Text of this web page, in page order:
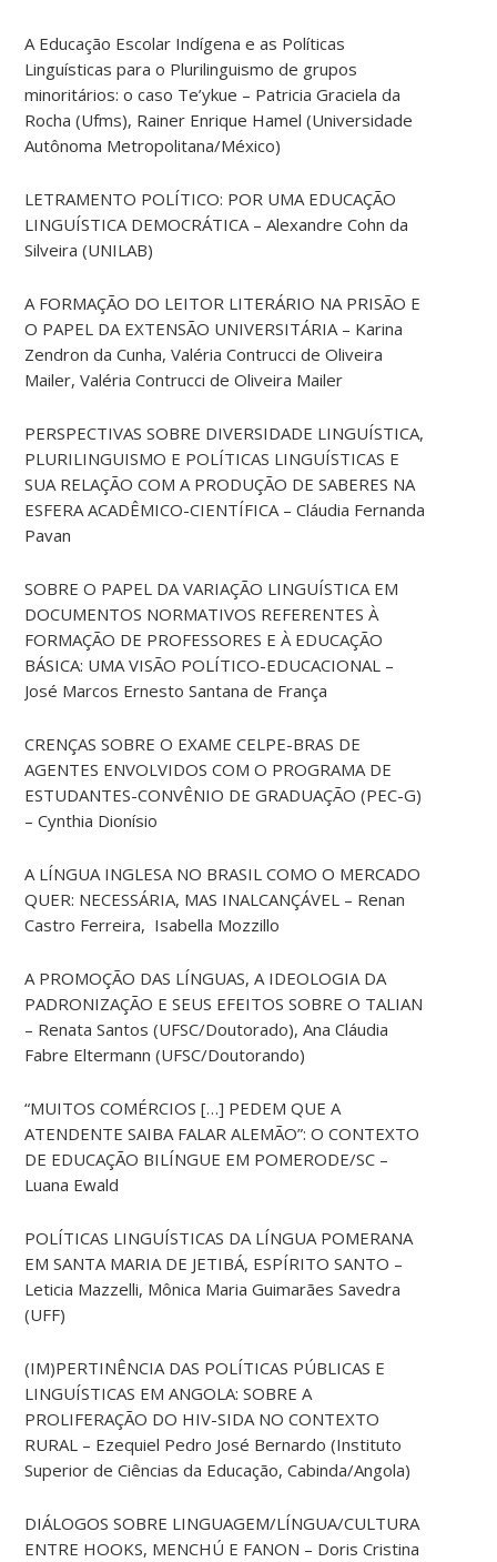
A Educação Escolar Indígena e as Políticas
Linguísticas para o Plurilinguismo de grupos
minoritários: o caso Te’ykue – Patricia Graciela da
Rocha (Ufms), Rainer Enrique Hamel (Universidade
Autônoma Metropolitana/México)
LETRAMENTO POLÍTICO: POR UMA EDUCAÇÃO
LINGUÍSTICA DEMOCRÁTICA – Alexandre Cohn da
Silveira (UNILAB)
A FORMAÇÃO DO LEITOR LITERÁRIO NA PRISÃO E
O PAPEL DA EXTENSÃO UNIVERSITÁRIA – Karina
Zendron da Cunha, Valéria Contrucci de Oliveira
Mailer, Valéria Contrucci de Oliveira Mailer
PERSPECTIVAS SOBRE DIVERSIDADE LINGUÍSTICA,
PLURILINGUISMO E POLÍTICAS LINGUÍSTICAS E
SUA RELAÇÃO COM A PRODUÇÃO DE SABERES NA
ESFERA ACADÊMICO-CIENTÍFICA – Cláudia Fernanda
Pavan
SOBRE O PAPEL DA VARIAÇÃO LINGUÍSTICA EM
DOCUMENTOS NORMATIVOS REFERENTES À
FORMAÇÃO DE PROFESSORES E À EDUCAÇÃO
BÁSICA: UMA VISÃO POLÍTICO-EDUCACIONAL –
José Marcos Ernesto Santana de França
CRENÇAS SOBRE O EXAME CELPE-BRAS DE
AGENTES ENVOLVIDOS COM O PROGRAMA DE
ESTUDANTES-CONVÊNIO DE GRADUAÇÃO (PEC-G)
– Cynthia Dionísio
A LÍNGUA INGLESA NO BRASIL COMO O MERCADO
QUER: NECESSÁRIA, MAS INALCANÇÁVEL – Renan
Castro Ferreira, Isabella Mozzillo
A PROMOÇÃO DAS LÍNGUAS, A IDEOLOGIA DA
PADRONIZAÇÃO E SEUS EFEITOS SOBRE O TALIAN
– Renata Santos (UFSC/Doutorado), Ana Cláudia
Fabre Eltermann (UFSC/Doutorando)
“MUITOS COMÉRCIOS […] PEDEM QUE A
ATENDENTE SAIBA FALAR ALEMÃO”: O CONTEXTO
DE EDUCAÇÃO BILÍNGUE EM POMERODE/SC –
Luana Ewald
POLÍTICAS LINGUÍSTICAS DA LÍNGUA POMERANA
EM SANTA MARIA DE JETIBÁ, ESPÍRITO SANTO –
Leticia Mazzelli, Mônica Maria Guimarães Savedra
(UFF)
(IM)PERTINÊNCIA DAS POLÍTICAS PÚBLICAS E
LINGUÍSTICAS EM ANGOLA: SOBRE A
PROLIFERAÇÃO DO HIV-SIDA NO CONTEXTO
RURAL – Ezequiel Pedro José Bernardo (Instituto
Superior de Ciências da Educação, Cabinda/Angola)
DIÁLOGOS SOBRE LINGUAGEM/LÍNGUA/CULTURA
ENTRE HOOKS, MENCHÚ E FANON – Doris Cristina